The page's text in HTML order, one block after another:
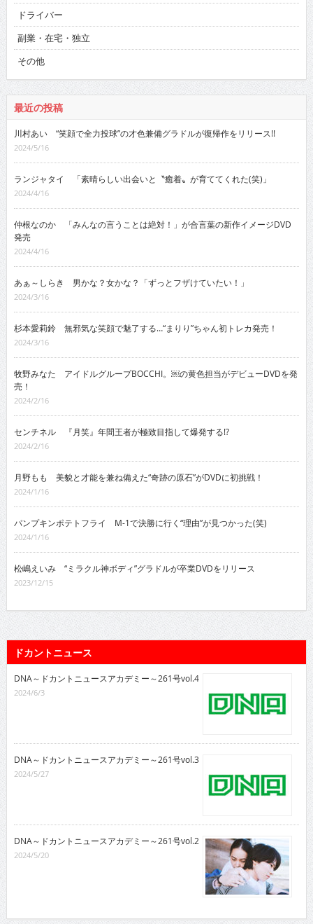
ドライバー
副業・在宅・独立
その他
最近の投稿
川村あい “笑顔で全力投球”の才色兼備グラドルが復帰作をリリース!!
2024/5/16
ランジャタイ 「素晴らしい出会いと〝癒着〟が育ててくれた(笑)」
2024/4/16
仲根なのか 「みんなの言うことは絶対！」が合言葉の新作イメージDVD
発売
2024/4/16
あぁ～しらき 男かな？女かな？「ずっとフザけていたい！」
2024/3/16
杉本愛莉鈴 無邪気な笑顔で魅了する…“まりり”ちゃん初トレカ発売！
2024/3/16
牧野みなた アイドルグループBOCCHI。￼の黄色担当がデビューDVDを発
売！
2024/2/16
センチネル 『月笑』年間王者が極致目指して爆発する!?
2024/2/16
月野もも 美貌と才能を兼ね備えた“奇跡の原石”がDVDに初挑戦！
2024/1/16
パンプキンポテトフライ M-1で決勝に行く“理由”が見つかった(笑)
2024/1/16
松嶋えいみ “ミラクル神ボディ”グラドルが卒業DVDをリリース
2023/12/15
ドカントニュース
DNA～ドカントニュースアカデミー～261号vol.4
2024/6/3
DNA～ドカントニュースアカデミー～261号vol.3
2024/5/27
DNA～ドカントニュースアカデミー～261号vol.2
2024/5/20